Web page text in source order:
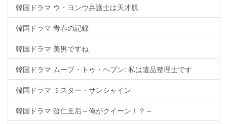
韓国ドラマ ウ・ヨンウ弁護士は天才肌
韓国ドラマ 青春の記録
韓国ドラマ 美男ですね
韓国ドラマ ムーブ・トゥ・ヘブン: 私は遺品整理士です
韓国ドラマ ミスター・サンシャイン
韓国ドラマ 哲仁王后～俺がクイーン！？～